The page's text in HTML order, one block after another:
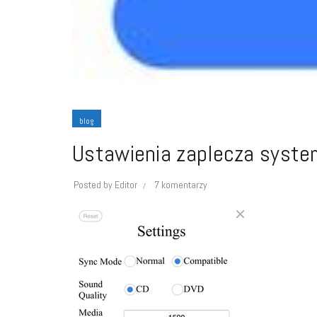
blog
Ustawienia zaplecza
Posted by Editor 7 komentarzy